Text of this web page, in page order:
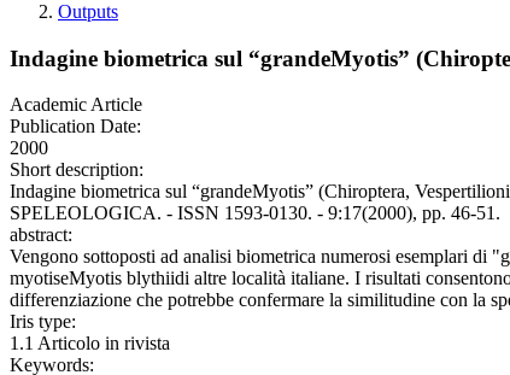
Outputs
Indagine biometrica sul “grandeMyotis”
Academic Article
Publication Date:
2000
Short description:
Indagine biometrica sul “grandeMyotis” (Chiroptera,
SPELEOLOGICA. - ISSN 1593-0130. - 9:17(2000), pp. 46-51.
abstract:
Vengono sottoposti ad analisi biometrica numerosi esemplari
myotiseMyotis blythiidi altre località italiane. I risultati
differenziazione che potrebbe confermare la similitudine con la
Iris type:
1.1 Articolo in rivista
Keywords: